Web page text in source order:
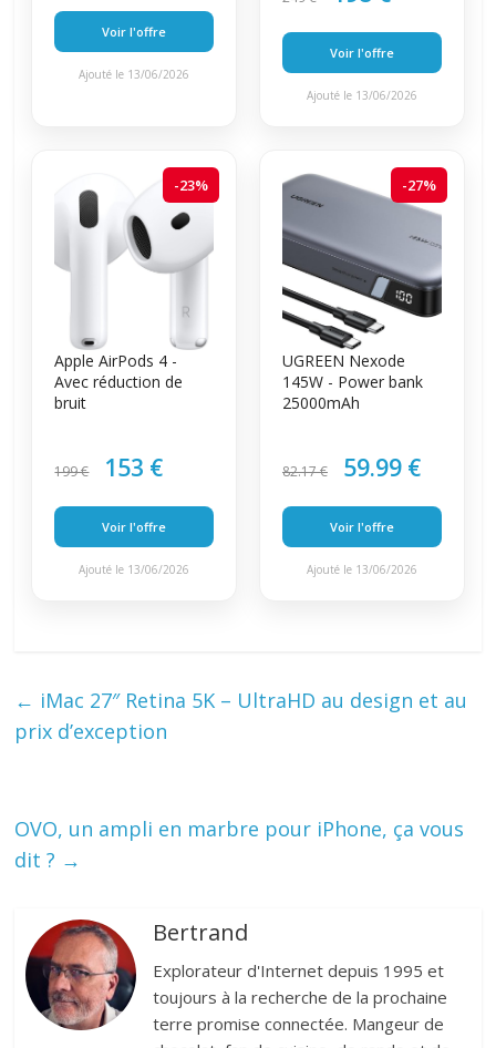
Voir l'offre
Ajouté le 13/06/2026
Voir l'offre
Ajouté le 13/06/2026
-23%
Apple AirPods 4 -
Avec réduction de
bruit
199 € 153 €
Voir l'offre
Ajouté le 13/06/2026
-27%
UGREEN Nexode
145W - Power bank
25000mAh
82.17 € 59.99 €
Voir l'offre
Ajouté le 13/06/2026
← iMac 27″ Retina 5K – UltraHD au design et au
prix d’exception
OVO, un ampli en marbre pour iPhone, ça vous
dit ? →
Bertrand
Explorateur d'Internet depuis 1995 et
toujours à la recherche de la prochaine
terre promise connectée. Mangeur de